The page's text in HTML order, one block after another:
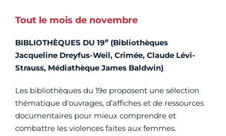
Tout le mois de novembre
BIBLIOTHÈQUES DU 19e (Bibliothèques
Jacqueline Dreyfus-Weil, Crimée, Claude Lévi-
Strauss, Médiathèque James Baldwin)
Les bibliothèques du 19e proposent une sélection
thématique d’ouvrages, d’affiches et de ressources
documentaires pour mieux comprendre et
combattre les violences faites aux femmes.